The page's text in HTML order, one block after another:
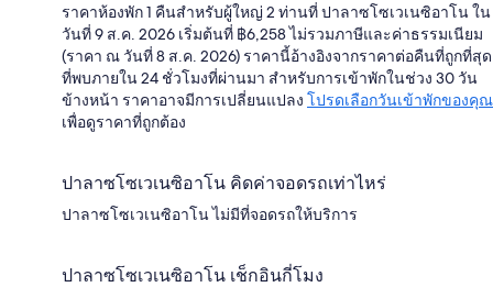
ราคาห้องพัก 1 คืนสำหรับผู้ใหญ่ 2 ท่านที่ ปาลาซโซเวเนซิอาโน ใน
วันที่ 9 ส.ค. 2026 เริ่มต้นที่ ฿6,258 ไม่รวมภาษีและค่าธรรมเนียม
(ราคา ณ วันที่ 8 ส.ค. 2026) ราคานี้อ้างอิงจากราคาต่อคืนที่ถูกที่สุด
ที่พบภายใน 24 ชั่วโมงที่ผ่านมา สำหรับการเข้าพักในช่วง 30 วัน
ข้างหน้า ราคาอาจมีการเปลี่ยนแปลง โปรดเลือกวันเข้าพักของคุณ
เพื่อดูราคาที่ถูกต้อง
ปาลาซโซเวเนซิอาโน คิดค่าจอดรถเท่าไหร่
ปาลาซโซเวเนซิอาโน ไม่มีที่จอดรถให้บริการ
ปาลาซโซเวเนซิอาโน เช็กอินกี่โมง